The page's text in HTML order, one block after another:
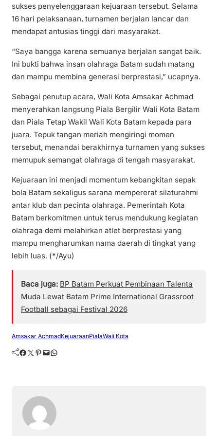
sukses penyelenggaraan kejuaraan tersebut. Selama
16 hari pelaksanaan, turnamen berjalan lancar dan
mendapat antusias tinggi dari masyarakat.
“Saya bangga karena semuanya berjalan sangat baik.
Ini bukti bahwa insan olahraga Batam sudah matang
dan mampu membina generasi berprestasi,” ucapnya.
Sebagai penutup acara, Wali Kota Amsakar Achmad
menyerahkan langsung Piala Bergilir Wali Kota Batam
dan Piala Tetap Wakil Wali Kota Batam kepada para
juara. Tepuk tangan meriah mengiringi momen
tersebut, menandai berakhirnya turnamen yang sukses
memupuk semangat olahraga di tengah masyarakat.
Kejuaraan ini menjadi momentum kebangkitan sepak
bola Batam sekaligus sarana mempererat silaturahmi
antar klub dan pecinta olahraga. Pemerintah Kota
Batam berkomitmen untuk terus mendukung kegiatan
olahraga demi melahirkan atlet berprestasi yang
mampu mengharumkan nama daerah di tingkat yang
lebih luas. (*/Ayu)
Baca juga: BP Batam Perkuat Pembinaan Talenta
Muda Lewat Batam Prime International Grassroot
Football sebagai Festival 2026
Amsakar AchmadKejuaraanPialaWali Kota
Facebook Twitter Pinterest Mail WhatsApp